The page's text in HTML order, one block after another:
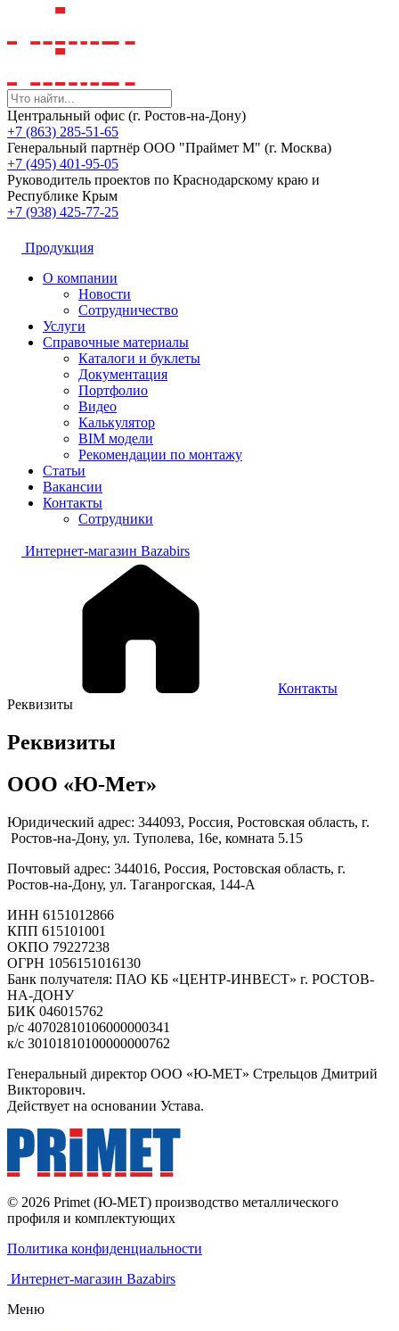
Центральный офис (г. Ростов-на-Дону)
+7 (863) 285-51-65
Генеральный партнёр ООО "Праймет М" (г. Москва)
+7 (495) 401-95-05
Руководитель проектов по Краснодарскому краю и
Республике Крым
+7 (938) 425-77-25
Продукция
О компании
Новости
Сотрудничество
Услуги
Справочные материалы
Каталоги и буклеты
Документация
Портфолио
Видео
Калькулятор
BIM модели
Рекомендации по монтажу
Статьи
Вакансии
Контакты
Сотрудники
Интернет-магазин Bazabirs
Контакты
Реквизиты
Реквизиты
ООО «Ю-Мет»
Юридический адрес: 344093, Россия, Ростовская область, г.
Ростов-на-Дону, ул. Туполева, 16е, комната 5.15
Почтовый адрес: 344016, Россия, Ростовская область, г.
Ростов-на-Дону, ул. Таганрогская, 144-А
ИНН 6151012866
КПП 615101001
ОКПО 79227238
ОГРН 1056151016130
Банк получателя: ПАО КБ «ЦЕНТР-ИНВЕСТ» г. РОСТОВ-
НА-ДОНУ
БИК 046015762
р/с 40702810106000000341
к/с 30101810100000000762
Генеральный директор ООО «Ю-МЕТ» Стрельцов Дмитрий
Викторович.
Действует на основании Устава.
© 2026 Primet (Ю-МЕТ) производство металлического
профиля и комплектующих
Политика конфиденциальности
Интернет-магазин Bazabirs
Меню